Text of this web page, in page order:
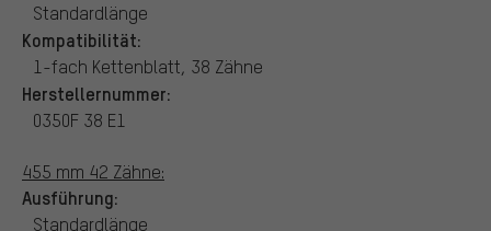
Standardlänge
Kompatibilität:
1-fach Kettenblatt, 38 Zähne
Herstellernummer:
0350F 38 E1
455 mm 42 Zähne:
Ausführung:
Standardlänge